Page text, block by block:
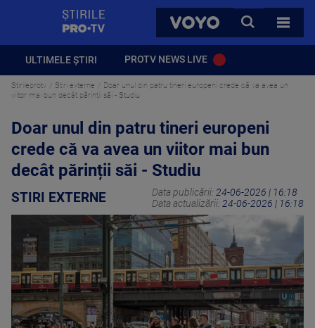
VOYO
CAUTA
TOATE
ULTIMELE ȘTIRI PROTV NEWS LIVE
Stirileprotv Stiri externe
Doar unul din patru tineri europeni crede că va avea un
viitor mai bun decât părinții săi - Studiu
Doar unul din patru tineri europeni
crede că va avea un viitor mai bun
decât părinții săi - Studiu
STIRI EXTERNE Data publicării: 24-06-2026 | 16:18
Data actualizării: 24-06-2026 | 16:18